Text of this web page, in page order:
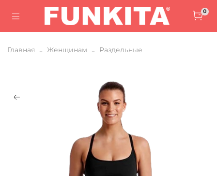
0
Главная Женщинам Раздельные